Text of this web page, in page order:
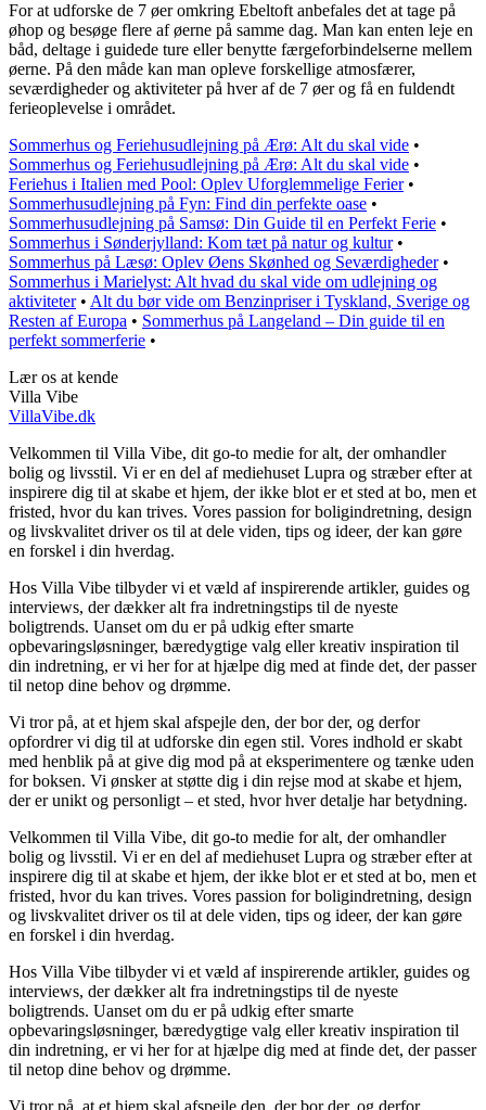
For at udforske de 7 øer omkring Ebeltoft anbefales det at tage på
øhop og besøge flere af øerne på samme dag. Man kan enten leje en
båd, deltage i guidede ture eller benytte færgeforbindelserne mellem
øerne. På den måde kan man opleve forskellige atmosfærer,
seværdigheder og aktiviteter på hver af de 7 øer og få en fuldendt
ferieoplevelse i området.
Sommerhus og Feriehusudlejning på Ærø: Alt du skal vide •
Sommerhus og Feriehusudlejning på Ærø: Alt du skal vide •
Feriehus i Italien med Pool: Oplev Uforglemmelige Ferier•
Sommerhusudlejning på Fyn: Find din perfekte oase •
Sommerhusudlejning på Samsø: Din Guide til en Perfekt Ferie •
Sommerhus i Sønderjylland: Kom tæt på natur og kultur•
Sommerhus på Læsø: Oplev Øens Skønhed og Seværdigheder•
Sommerhus i Marielyst: Alt hvad du skal vide om udlejning og
aktiviteter• Alt du bør vide om Benzinpriser i Tyskland, Sverige og
Resten af Europa • Sommerhus på Langeland – Din guide til en
perfekt sommerferie •
Lær os at kende
Villa Vibe
VillaVibe.dk
Velkommen til Villa Vibe, dit go-to medie for alt, der omhandler
bolig og livsstil. Vi er en del af mediehuset Lupra og stræber efter at
inspirere dig til at skabe et hjem, der ikke blot er et sted at bo, men et
fristed, hvor du kan trives. Vores passion for boligindretning, design
og livskvalitet driver os til at dele viden, tips og ideer, der kan gøre
en forskel i din hverdag.
Hos Villa Vibe tilbyder vi et væld af inspirerende artikler, guides og
interviews, der dækker alt fra indretningstips til de nyeste
boligtrends. Uanset om du er på udkig efter smarte
opbevaringsløsninger, bæredygtige valg eller kreativ inspiration til
din indretning, er vi her for at hjælpe dig med at finde det, der passer
til netop dine behov og drømme.
Vi tror på, at et hjem skal afspejle den, der bor der, og derfor
opfordrer vi dig til at udforske din egen stil. Vores indhold er skabt
med henblik på at give dig mod på at eksperimentere og tænke uden
for boksen. Vi ønsker at støtte dig i din rejse mod at skabe et hjem,
der er unikt og personligt – et sted, hvor hver detalje har betydning.
Velkommen til Villa Vibe, dit go-to medie for alt, der omhandler
bolig og livsstil. Vi er en del af mediehuset Lupra og stræber efter at
inspirere dig til at skabe et hjem, der ikke blot er et sted at bo, men et
fristed, hvor du kan trives. Vores passion for boligindretning, design
og livskvalitet driver os til at dele viden, tips og ideer, der kan gøre
en forskel i din hverdag.
Hos Villa Vibe tilbyder vi et væld af inspirerende artikler, guides og
interviews, der dækker alt fra indretningstips til de nyeste
boligtrends. Uanset om du er på udkig efter smarte
opbevaringsløsninger, bæredygtige valg eller kreativ inspiration til
din indretning, er vi her for at hjælpe dig med at finde det, der passer
til netop dine behov og drømme.